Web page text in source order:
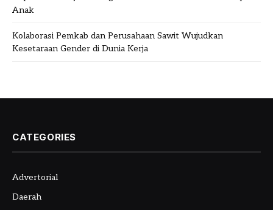
Anak
Kolaborasi Pemkab dan Perusahaan Sawit Wujudkan
Kesetaraan Gender di Dunia Kerja
CATEGORIES
Advertorial
Daerah